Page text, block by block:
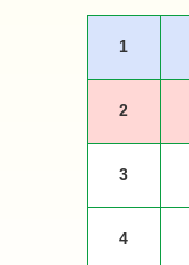
1
2
3
4